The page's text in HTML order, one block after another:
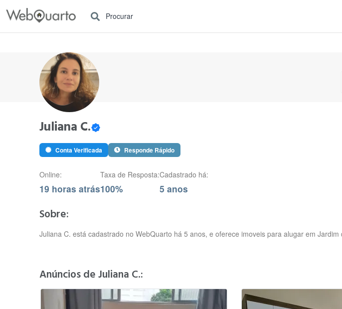
Procurar
Juliana C.
Conta Verificada Responde Rápido
Online:
19 horas atrás
Taxa de Resposta:
100%
Cadastrado há:
5 anos
Sobre:
Juliana C. está cadastrado no WebQuarto há 5 anos, e oferece imoveis para alugar em
Anúncios de Juliana C.: